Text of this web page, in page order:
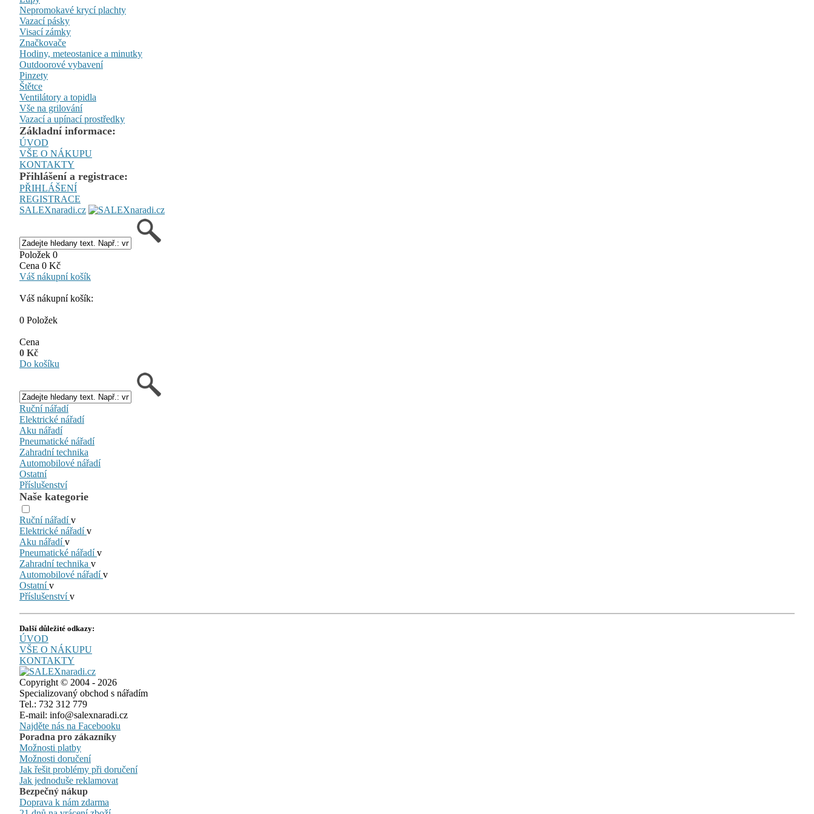
Nepromokavé krycí plachty
Vazací pásky
Visací zámky
Značkovače
Hodiny, meteostanice a minutky
Outdoorové vybavení
Pinzety
Štětce
Ventilátory a topidla
Vše na grilování
Vazací a upínací prostředky
Základní informace:
ÚVOD
VŠE O NÁKUPU
KONTAKTY
Přihlášení a registrace:
PŘIHLÁŠENÍ
REGISTRACE
SALEXnaradi.cz
Položek 0
Cena 0 Kč
Váš nákupní košík
Váš nákupní košík:
0 Položek
Cena
0 Kč
Do košíku
Ruční nářadí
Elektrické nářadí
Aku nářadí
Pneumatické nářadí
Zahradní technika
Automobilové nářadí
Ostatní
Příslušenství
Naše kategorie
Ruční nářadív
Elektrické nářadív
Aku nářadív
Pneumatické nářadív
Zahradní technika v
Automobilové nářadív
Ostatnív
Příslušenstvív
Další důležité odkazy:
ÚVOD
VŠE O NÁKUPU
KONTAKTY
Copyright © 2004 - 2026
Specializovaný obchod s nářadím
Tel.: 732 312 779
E-mail: info@salexnaradi.cz
Najděte nás na Facebooku
Poradna pro zákazníky
Možnosti platby
Možnosti doručení
Jak řešit problémy při doručení
Jak jednoduše reklamovat
Bezpečný nákup
Doprava k nám zdarma